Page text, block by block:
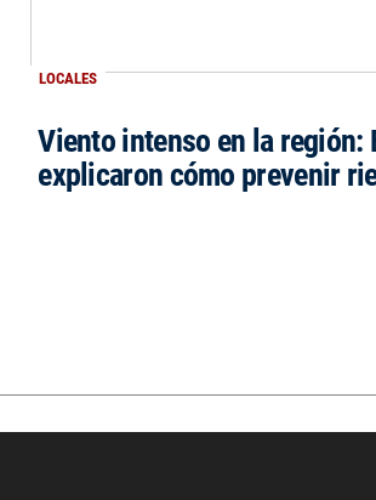
LOCALES
Viento intenso en la
explicaron cómo prevenir